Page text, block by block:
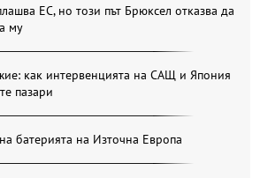
ЕС, но този път Брюксел отказва да
му
как интервенцията на САЩ и Япония
пазари
батерията на Източна Европа